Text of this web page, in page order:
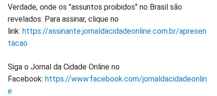
Verdade, onde os "assuntos proibidos" no Brasil são
revelados. Para assinar, clique no
link: https://assinante.jornaldacidadeonline.com.br/apresen
tacao
Siga o Jornal da Cidade Online no
Facebook: https://www.facebook.com/jornaldacidadeonlin
e